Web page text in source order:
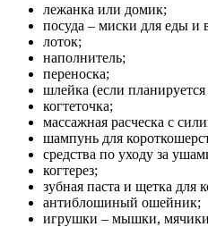
лежанка или домик;
посуда – миски для еды и
лоток;
наполнитель;
переноска;
шлейка (если
когтеточка;
массажная расческа с
шампунь для
средства по уходу за
когтерез;
зубная паста и щетка для
антиблошиный ошейник;
игрушки – мышки,